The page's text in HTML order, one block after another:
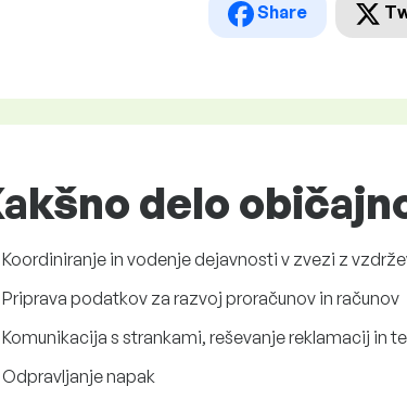
Share
delo
Koordiniranje in vodenje dejavnosti v zvezi z
Priprava podatkov za razvoj proračunov in računov
Komunikacija s strankami, reševanje reklamacij in
Odpravljanje napak